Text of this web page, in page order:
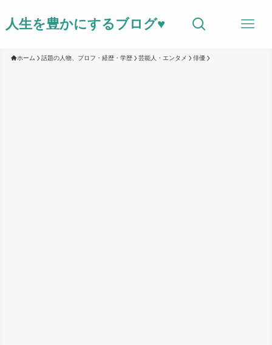
人生を豊かにするブログ♥
ホーム 話題の人物、プロフ・経歴・学歴 芸能人・エンタメ 俳優